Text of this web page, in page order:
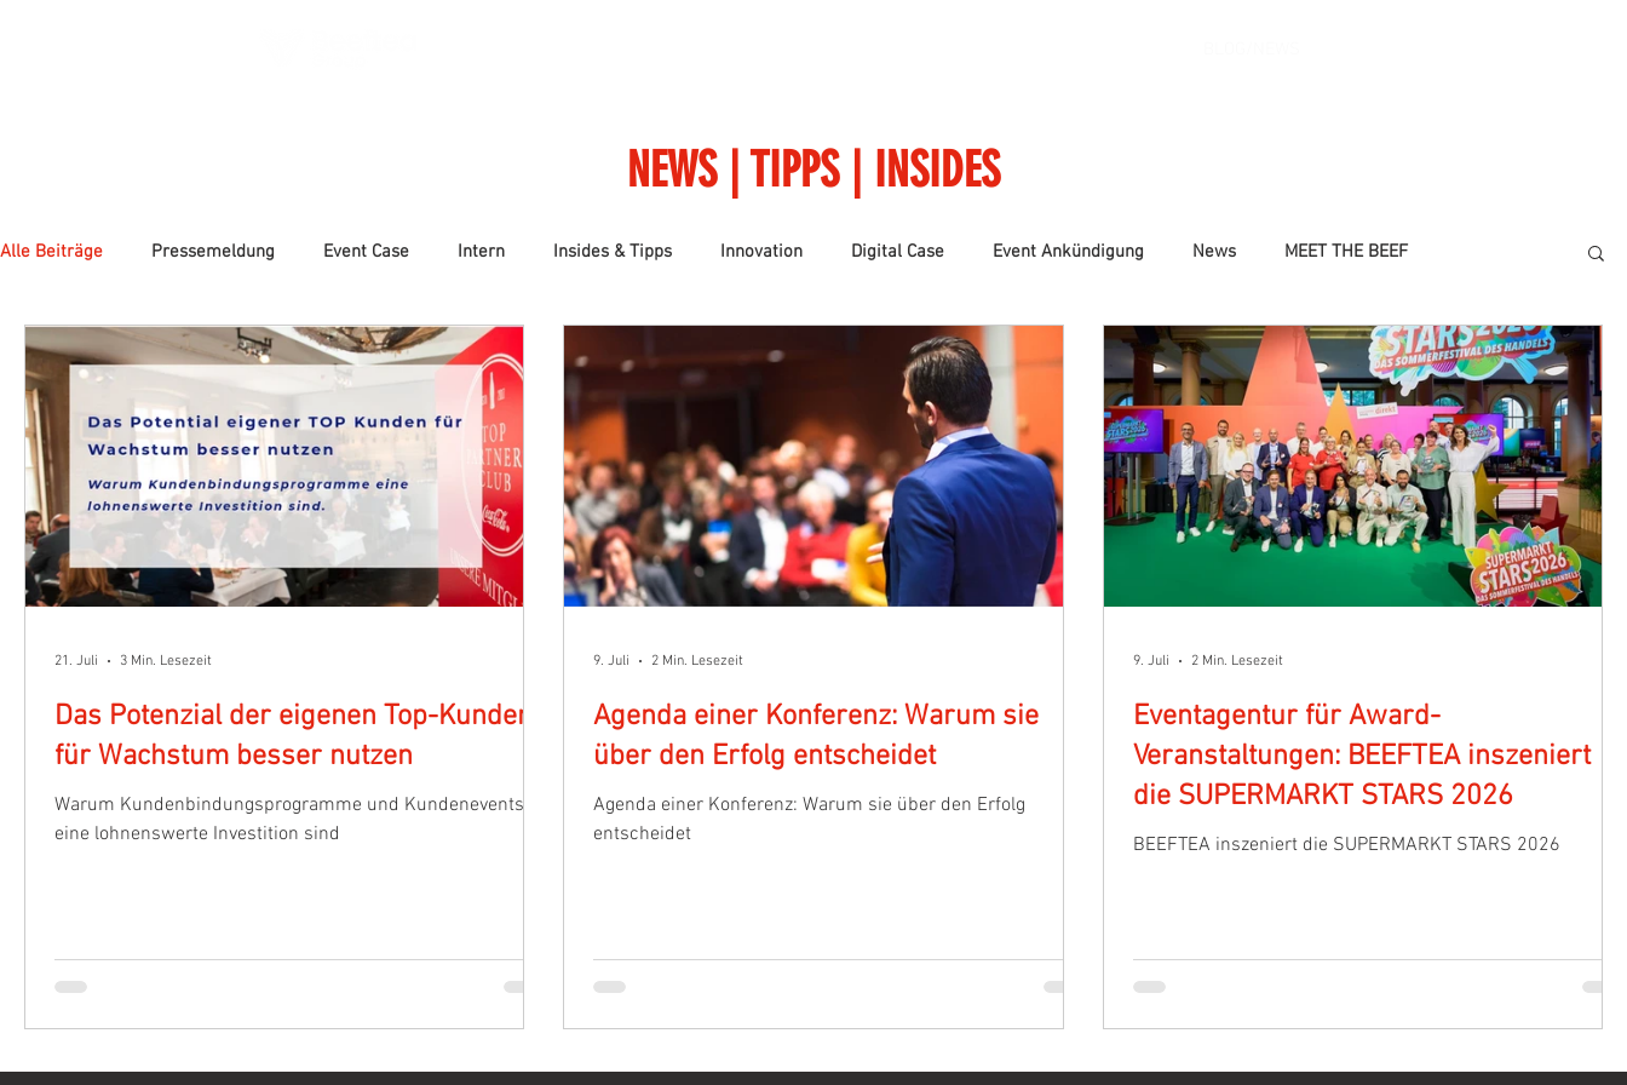
NEWS | TIPPS | INSIDES
Alle Beiträge Pressemeldung Event Case Intern Insides & Tipps Innovation Digital Case Event Ankündigung News MEET THE BEEF
Nachhaltigkeit
Das Potenzial der eigenen Top-Kunden
für Wachstum besser nutzen
Warum Kundenbindungsprogramme und Kundenevents
eine lohnenswerte Investition sind
21. Juli 3 Min. Lesezeit
Agenda einer Konferenz: Warum sie
über den Erfolg entscheidet
Agenda einer Konferenz: Warum sie über den Erfolg
entscheidet
9. Juli 2 Min. Lesezeit
Eventagentur für Award-
Veranstaltungen: BEEFTEA inszeniert
die SUPERMARKT STARS 2026
BEEFTEA inszeniert die SUPERMARKT STARS 2026
9. Juli 2 Min. Lesezeit